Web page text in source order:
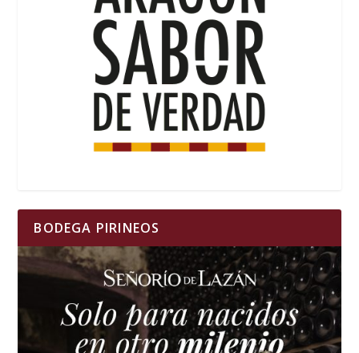
BODEGA PIRINEOS